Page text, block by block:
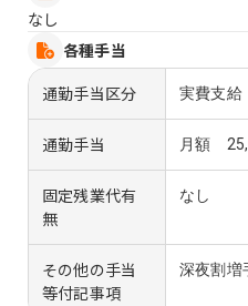
なし
各種手当
通勤手当区分
実費支給
通勤手当 月額
固定残業代有
無
なし
その他の手当
等付記事項
深夜割増